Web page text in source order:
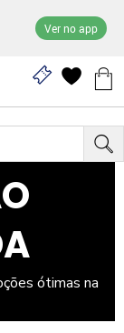
Ver no app
ótimas na